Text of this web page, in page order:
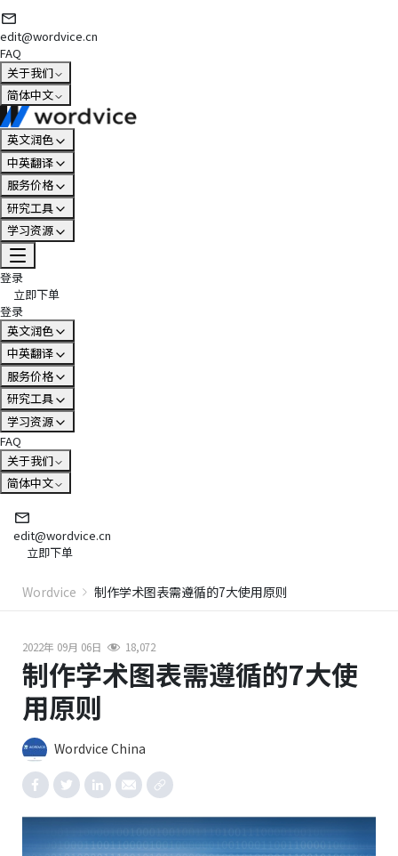
edit@wordvice.cn
FAQ
关于我们
简体中文
英文润色
中英翻译
服务价格
研究工具
学习资源
登录
立即下单
登录
英文润色
中英翻译
服务价格
研究工具
学习资源
FAQ
关于我们
简体中文
edit@wordvice.cn
立即下单
Wordvice 制作学术图表需遵循的7大使用原则
2022年 09月 06日 18,072
制作学术图表需遵循的7大使
用原则
Wordvice China